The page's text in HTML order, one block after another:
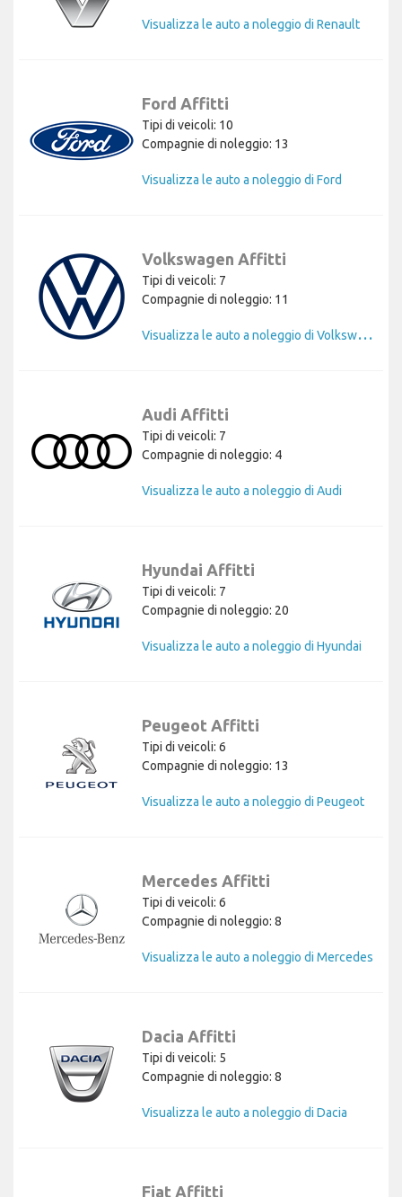
Visualizza le auto a noleggio di Renault
Ford Affitti
Tipi di veicoli: 10
Compagnie di noleggio: 13
Visualizza le auto a noleggio di Ford
Volkswagen Affitti
Tipi di veicoli: 7
Compagnie di noleggio: 11
V
isualizza le auto a noleggio di Volkswagen
Audi Affitti
Tipi di veicoli: 7
Compagnie di noleggio: 4
Visualizza le auto a noleggio di Audi
Hyundai Affitti
Tipi di veicoli: 7
Compagnie di noleggio: 20
Visualizza le auto a noleggio di Hyundai
Peugeot Affitti
Tipi di veicoli: 6
Compagnie di noleggio: 13
Visualizza le auto a noleggio di Peugeot
Mercedes Affitti
Tipi di veicoli: 6
Compagnie di noleggio: 8
Visualizza le auto a noleggio di Mercedes
Dacia Affitti
Tipi di veicoli: 5
Compagnie di noleggio: 8
Visualizza le auto a noleggio di Dacia
Fiat Affitti